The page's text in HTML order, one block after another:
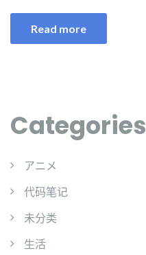
Read more
Categories
アニメ
代码笔记
未分类
生活